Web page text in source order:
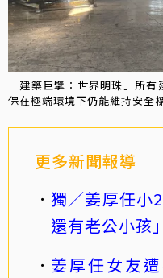
「建築巨擘：世界明珠」所
保在極端環境下仍能維持安
更多新聞報導
獨／姜厚任小
還有老公小孩
姜厚任女友